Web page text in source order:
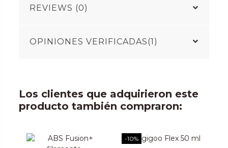
REVIEWS (0)
OPINIONES VERIFICADAS(1)
Los clientes que adquirieron este
producto también compraron:
-10%